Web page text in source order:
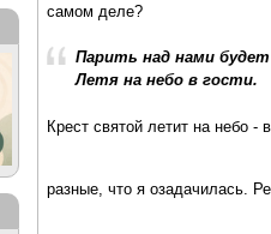
самом деле?
Парить над нами
Летя на небо в гости.
Крест святой летит на небо -
разные, что я озадачилась.